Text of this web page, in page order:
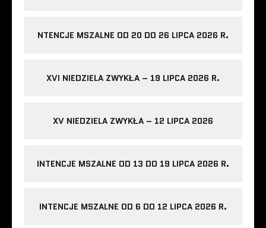
NTENCJE MSZALNE OD 20 DO 26 LIPCA 2026 R.
XVI NIEDZIELA ZWYKŁA – 19 LIPCA 2026 R.
XV NIEDZIELA ZWYKŁA – 12 LIPCA 2026
INTENCJE MSZALNE OD 13 DO 19 LIPCA 2026 R.
INTENCJE MSZALNE OD 6 DO 12 LIPCA 2026 R.